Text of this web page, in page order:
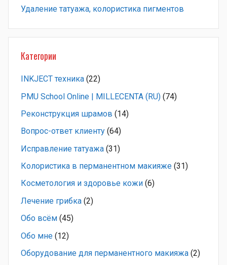
Удаление татуажа, колористика пигментов
Категории
INKJECT техника (22)
PMU School Online | MILLECENTA (RU) (74)
Pеконструкция шрамов (14)
Вопрос-ответ клиенту (64)
Исправление татуажа (31)
Колористика в перманентном макияже (31)
Косметология и здоровье кожи (6)
Лечение грибка (2)
Обо всём (45)
Обо мне (12)
Оборудование для перманентного макияжа (2)